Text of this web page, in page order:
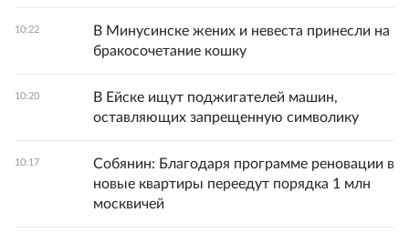
10:22
В Минусинске жених и невеста принесли на
бракосочетание кошку
10:20
В Ейске ищут поджигателей машин,
оставляющих запрещенную символику
10:17
Собянин: Благодаря программе реновации в
новые квартиры переедут порядка 1 млн
москвичей